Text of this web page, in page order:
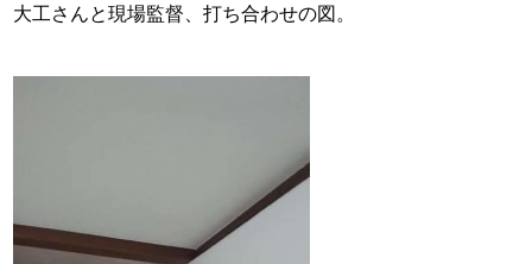
大工さんと現場監督、打ち合わせの図。